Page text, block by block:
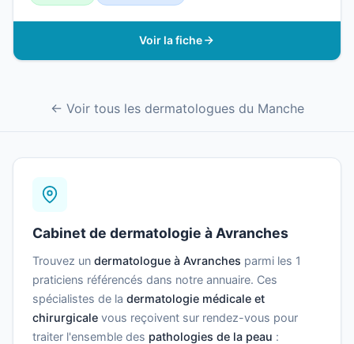
Voir la fiche
← Voir tous les dermatologues du Manche
Cabinet de dermatologie à Avranches
Trouvez un dermatologue à Avranches parmi les 1
praticiens référencés dans notre annuaire. Ces
spécialistes de la dermatologie médicale et
chirurgicale vous reçoivent sur rendez-vous pour
traiter l'ensemble des pathologies de la peau :